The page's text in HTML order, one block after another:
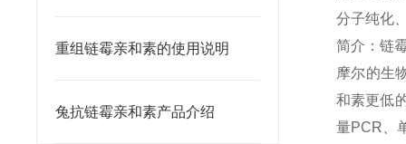
重组链霉亲和素的使用说明
兔抗链霉亲和素产品介绍
分子纯化
简介：链
摩尔的生
和素更低
量PCR、